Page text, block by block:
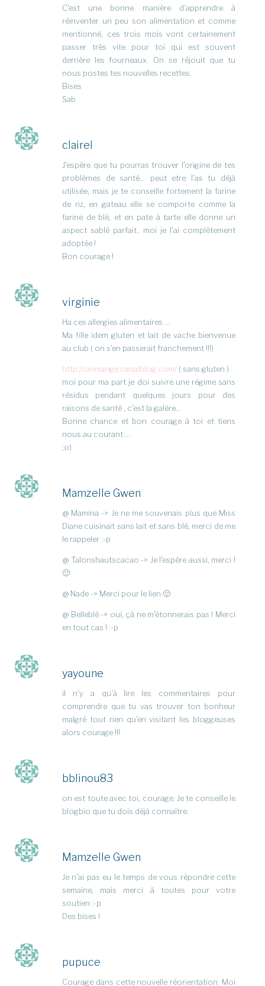
C’est une bonne manière d’apprendre à
réinventer un peu son alimentation et comme
mentionné, ces trois mois vont certainement
passer très vite pour toi qui est souvent
derrière les fourneaux. On se réjouit que tu
nous postes tes nouvelles recettes.
Bises
Sab
clairel
J’espère que tu pourras trouver l’origine de tes
problèmes de santé… peut etre l’as tu déjà
utilisée, mais je te conseille fortement la farine
de riz, en gateau elle se comporte comme la
farine de blé, et en pate à tarte elle donne un
aspect sablé parfait.. moi je l’ai complètement
adoptée !
Bon courage !
virginie
Ha ces allergies alimentaires …
Ma fille idem gluten et lait de vache bienvenue
au club ( on s’en passerait franchement !!!)
http://onmange.canalblog.com/ ( sans gluten )
moi pour ma part je doi suivre une régime sans
résidus pendant quelques jours pour des
raisons de santé , c’est la galère…
Bonne chance et bon courage à toi et tiens
nous au courant …
;o)
Mamzelle Gwen
@ Mamina -> Je ne me souvenais plus que Miss
Diane cuisinait sans lait et sans blé, merci de me
le rappeler :-p
@ Talonshautscacao -> Je l’espère aussi, merci !
🙂
@ Nade -> Merci pour le lien 🙂
@ Belleblé -> oui, çà ne m’étonnerais pas ! Merci
en tout cas ! :-p
yayoune
il n’y a qu’à lire les commentaires pour
comprendre que tu vas trouver ton bonheur
malgré tout rien qu’en visitant les bloggeuses
alors courage !!!
bblinou83
on est toute avec toi, courage. Je te conseille le
blogbio que tu dois déjà connaître.
Mamzelle Gwen
Je n’ai pas eu le temps de vous répondre cette
semaine, mais merci à toutes pour votre
soutien :-p
Des bises !
pupuce
Courage dans cette nouvelle réorientation. Moi